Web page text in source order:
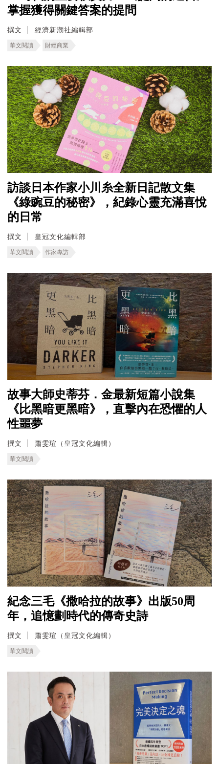
掌握獲得關鍵答案的提問
撰文 經濟新潮社編輯部
華文閱讀 財經商業
訪談日本作家小川糸全新日記散文集
《綠豌豆的秘密》，紀錄心靈充滿喜悅
的日常
撰文 皇冠文化編輯部
華文閱讀 作家專訪
故事大師史蒂芬．金最新短篇小說集
《比黑暗更黑暗》，直擊內在恐懼的人
性噩夢
撰文 蕭雯瑄（皇冠文化編輯）
華文閱讀
紀念三毛《撒哈拉的故事》出版50周
年，追憶劃時代的傳奇史詩
撰文 蕭雯瑄（皇冠文化編輯）
華文閱讀